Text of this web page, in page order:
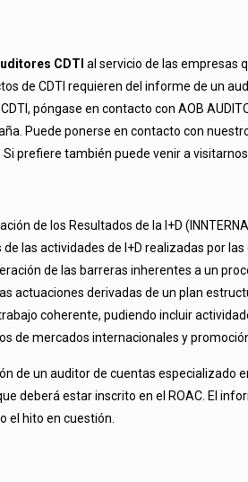
CDTI al servicio de las empresas
de CDTI requieren del informe de un
póngase en contacto con AOB
Puede ponerse en contacto con
. Si prefiere también puede venir a
de los Resultados de la I+D
las actividades de I+D realizadas por
de las barreras inherentes a un
actuaciones derivadas de un plan
coherente, pudiendo incluir
de mercados internacionales y
de un auditor de cuentas especializado
deberá estar inscrito en el ROAC. El
el hito en cuestión.